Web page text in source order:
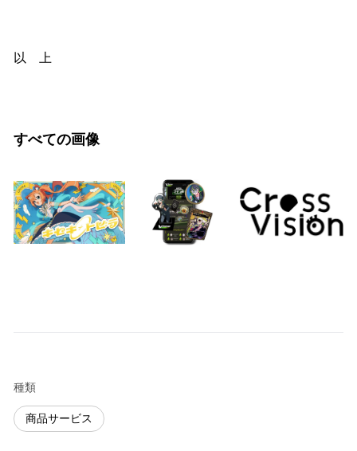
以 上
すべての画像
種類
商品サービス